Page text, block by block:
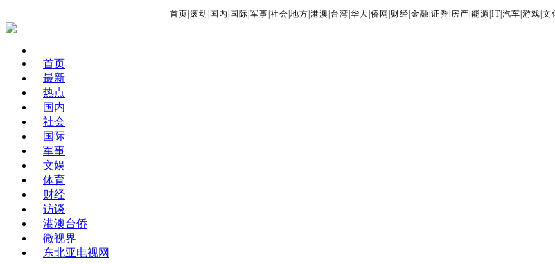
首页 滚动 国内 国际 军事 社会 地方 港澳 台湾 华人 侨网 财经 金融 证券 房产 能源 IT| 汽车 游戏 文
首页
最新
热点
国内
社会
国际
军事
文娱
体育
财经
访谈
港澳台侨
微视界
东北亚电视网